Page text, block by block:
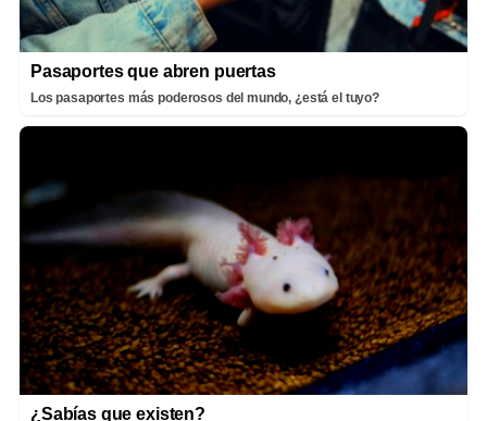
Pasaportes que abren puertas
Los pasaportes más poderosos del mundo, ¿está el tuyo?
¿Sabías que existen?